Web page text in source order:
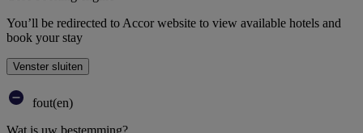
You’ll be redirected to Accor website to view available hotels and
book your stay
Venster sluiten
fout(en)
Wat is uw bestemming?